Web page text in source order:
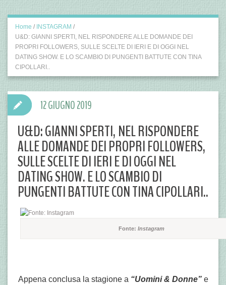
Home / INSTAGRAM /
U&D: GIANNI SPERTI, NEL RISPONDERE ALLE DOMANDE DEI
PROPRI FOLLOWERS, SULLE SCELTE DI IERI E DI OGGI NEL
DATING SHOW. E LO SCAMBIO DI PUNGENTI BATTUTE CON TINA
CIPOLLARI..
U&D: GIANNI SPERTI, NEL RISPONDERE
ALLE DOMANDE DEI PROPRI FOLLOWERS,
SULLE SCELTE DI IERI E DI OGGI NEL
DATING SHOW. E LO SCAMBIO DI
PUNGENTI BATTUTE CON TINA CIPOLLARI..
Fonte: Instagram
Appena conclusa la stagione a “Uomini & Donne” e
12 GIUGNO 2019